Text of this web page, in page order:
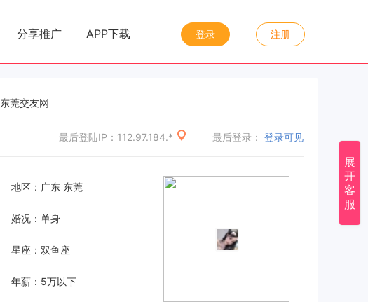
分享推广 APP下载 登录 注册
东莞交友网
最后登陆IP：112.97.184.* 最后登录： 登录可见
地区：广东 东莞
婚况：单身
星座：双鱼座
年薪：5万以下
展
开
客
服